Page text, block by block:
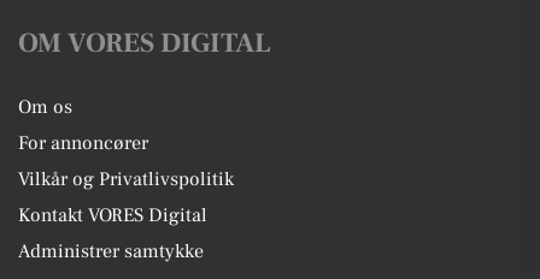
OM VORES DIGITAL
Om os
For annoncører
Vilkår og Privatlivspolitik
Kontakt VORES Digital
Administrer samtykke